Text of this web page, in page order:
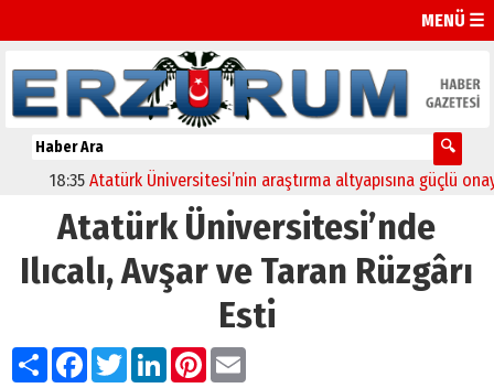
MENÜ ☰
18:35 Atatürk Üniversitesi’nin araştırma altyapısına güçlü onay
Atatürk Üniversitesi’nde
Ilıcalı, Avşar ve Taran Rüzgârı
Esti
PaylaşFacebook
TwitterLinkedIn
Pinterest
Email